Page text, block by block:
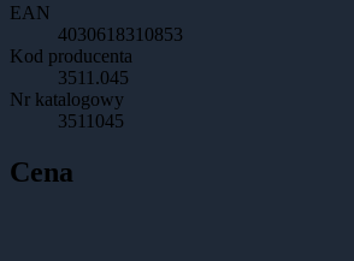
EAN
4030618310853
Kod producenta
3511.045
Nr katalogowy
3511045
Cena